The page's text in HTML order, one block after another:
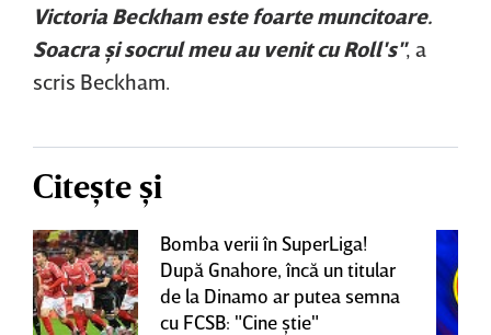
Victoria Beckham este foarte muncitoare.
Soacra şi socrul meu au venit cu Roll's", a
scris Beckham.
Citește și
Bomba verii în SuperLiga!
După Gnahore, încă un titular
de la Dinamo ar putea semna
cu FCSB: "Cine ştie"